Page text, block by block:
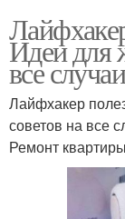
Идеи для
все
Лайфхакер
советов на все
Ремонт